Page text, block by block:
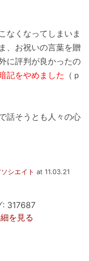
なくなってしまいま
、お祝いの言葉を贈
に評判が良かったの
記をやめました （ｐ
話そうとも人々の心
シエイト at 11.03.21
: 317687
を見る